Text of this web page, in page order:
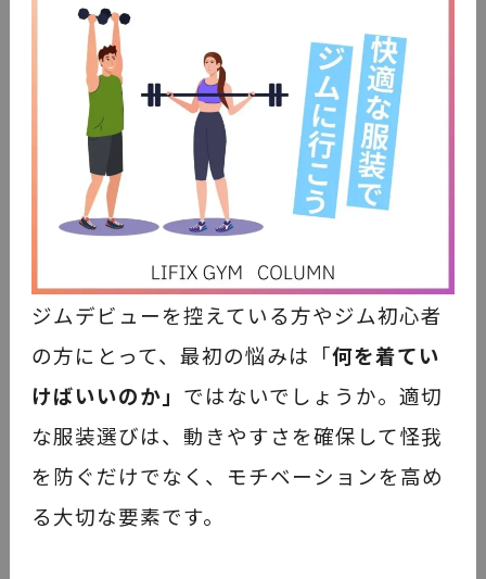
ジムデビューを控えている方やジム初心者
の方にとって、最初の悩みは「何を着てい
けばいいのか」 ではないでしょうか。適切
な服装選びは、動きやすさを確保して怪我
を防ぐだけでなく、モチベーションを高め
る大切な要素です。